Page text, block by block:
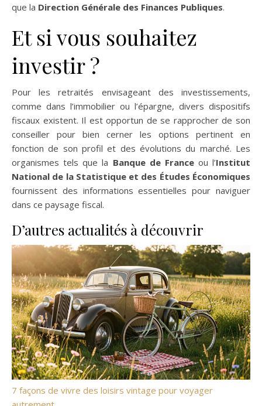
que la Direction Générale des Finances Publiques.
Et si vous souhaitez
investir ?
Pour les retraités envisageant des investissements,
comme dans l’immobilier ou l’épargne, divers dispositifs
fiscaux existent. Il est opportun de se rapprocher de son
conseiller pour bien cerner les options pertinent en
fonction de son profil et des évolutions du marché. Les
organismes tels que la Banque de Franceou l’Institut
National de la Statistique et des Études Économiques
fournissent des informations essentielles pour naviguer
dans ce paysage fiscal.
D’autres actualités à découvrir
7 façons de vivre des loisirs vintage pour voyager